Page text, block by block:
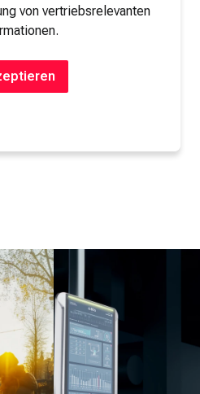
von vertriebsrelevanten